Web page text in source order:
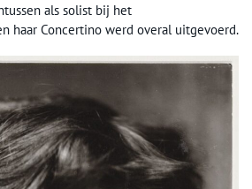
als solist bij het
haar Concertino werd overal uitgevoerd.